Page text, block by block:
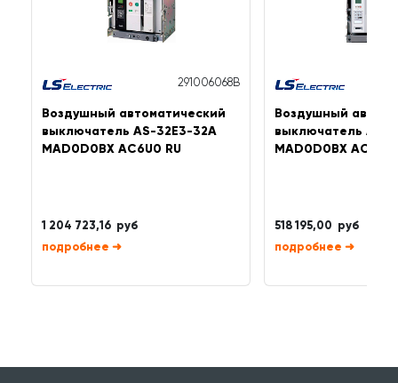
291006068B
Воздушный автоматический
выключатель AS-32E3-32A
MAD0D0BX AC6U0 RU
1 204 723,16 руб
➜
Воздушный
выключатель AN-
MAD0D0BX AC6U0
518 195,00 руб
➜